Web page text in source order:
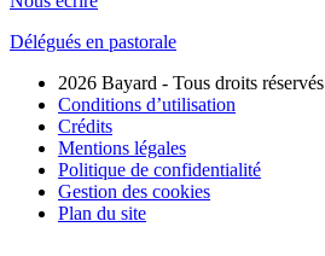
Délégués en pastorale
2026 Bayard - Tous droits réservés
Conditions d’utilisation
Crédits
Mentions légales
Politique de confidentialité
Gestion des cookies
Plan du site